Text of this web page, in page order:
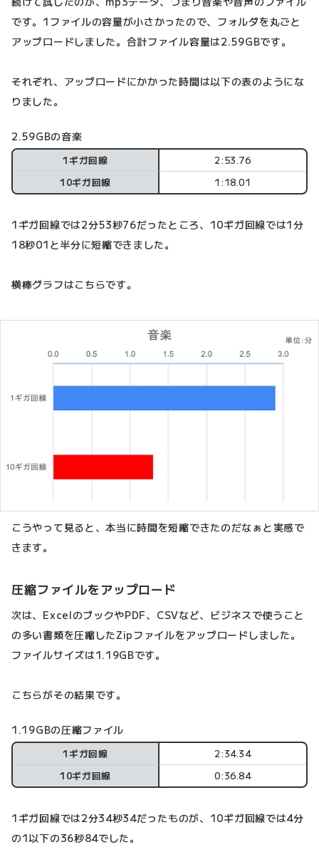
です。1ファイルの容量が小さかったので、フォルダを丸ごと
アップロードしました。合計ファイル容量は2.59GBです。
それぞれ、アップロードにかかった時間は以下の表のようにな
りました。
2.59GBの音楽
1ギガ回線
2:53.76
10ギガ回線
1:18.01
1ギガ回線では2分53秒76だったところ、10ギガ回線では1分
18秒01と半分に短縮できました。
横棒グラフはこちらです。
こうやって見ると、本当に時間を短縮できたのだなぁと実感で
きます。
圧縮ファイルをアップロード
次は、ExcelのブックやPDF、CSVなど、ビジネスで使うこと
の多い書類を圧縮したZipファイルをアップロードしました。
ファイルサイズは1.19GBです。
こちらがその結果です。
1.19GBの圧縮ファイル
1ギガ回線
2:34.34
10ギガ回線
0:36.84
1ギガ回線では2分34秒34だったものが、10ギガ回線では4分
の1以下の36秒84でした。